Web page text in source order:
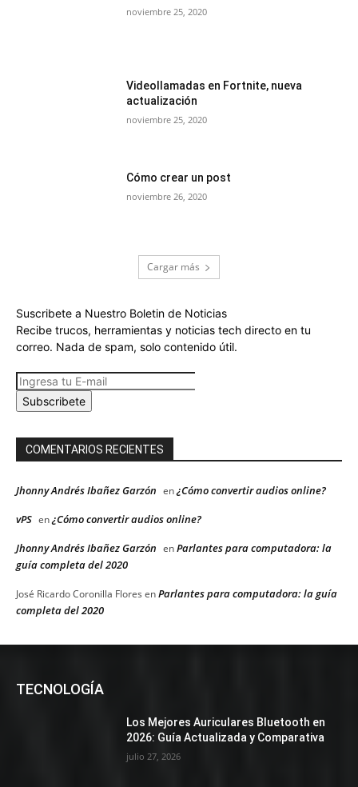
noviembre 25, 2020
Videollamadas en Fortnite, nueva
actualización
noviembre 25, 2020
Cómo crear un post
noviembre 26, 2020
Cargar más
Suscribete a Nuestro Boletin de Noticias
Recibe trucos, herramientas y noticias tech directo en tu
correo. Nada de spam, solo contenido útil.
Subscribete
COMENTARIOS RECIENTES
Jhonny Andrés Ibañez Garzón en¿Cómo convertir audios online?
vPS en¿Cómo convertir audios online?
Jhonny Andrés Ibañez Garzón enParlantes para computadora: la
guía completa del 2020
José Ricardo Coronilla Flores enParlantes para computadora: la guía
completa del 2020
TECNOLOGÍA
Los Mejores Auriculares Bluetooth en
2026: Guía Actualizada y Comparativa
julio 27, 2026